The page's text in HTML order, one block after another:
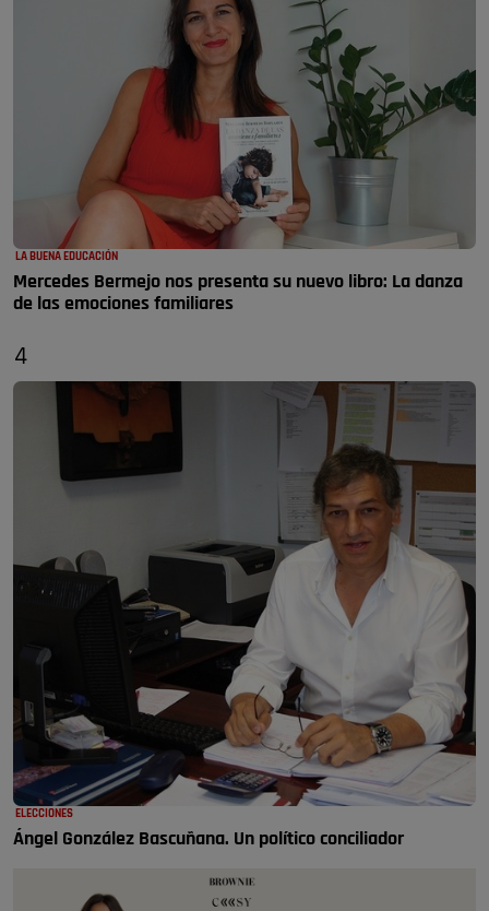
LA BUENA EDUCACIÓN
Mercedes Bermejo nos presenta su nuevo libro: La danza
de las emociones familiares
4
ELECCIONES
Ángel González Bascuñana. Un político conciliador